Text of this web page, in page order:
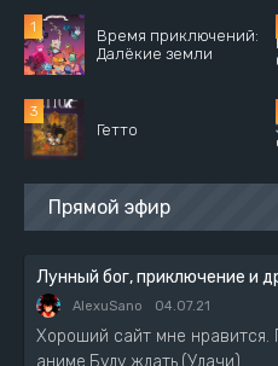
Время приключений:
Далёкие земли
Гетто
Прямой эфир
Лунный бог, приключение и
AlexuSano 04.07.21
Хороший сайт мне
аниме.Буду ждать.(Удачи)